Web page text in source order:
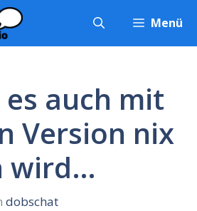
Menü
auch mit
Version nix
wird…
dobschat